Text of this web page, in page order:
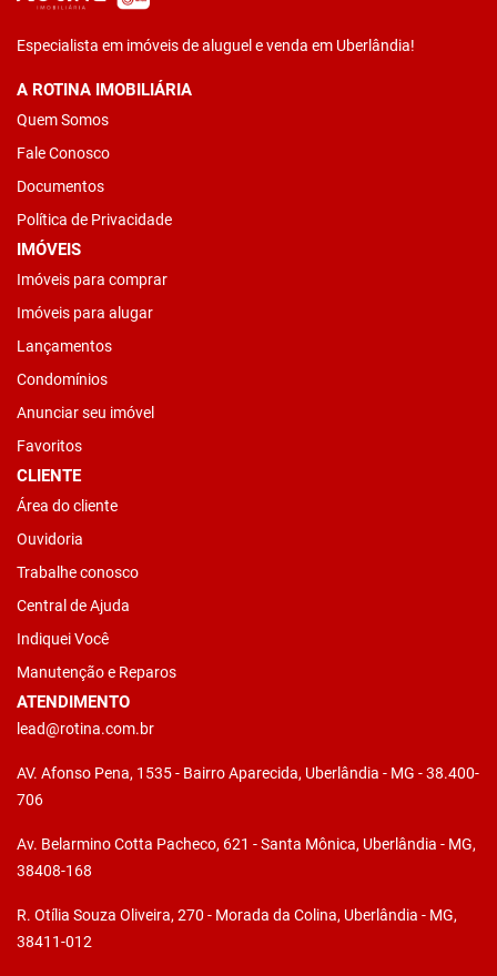
Especialista em imóveis de aluguel e venda em Uberlândia!
A ROTINA IMOBILIÁRIA
Quem Somos
Fale Conosco
Documentos
Política de Privacidade
IMÓVEIS
Imóveis para comprar
Imóveis para alugar
Lançamentos
Condomínios
Anunciar seu imóvel
Favoritos
CLIENTE
Área do cliente
Ouvidoria
Trabalhe conosco
Central de Ajuda
Indiquei Você
Manutenção e Reparos
ATENDIMENTO
lead@rotina.com.br
AV. Afonso Pena, 1535 - Bairro Aparecida, Uberlândia - MG - 38.400-
706
Av. Belarmino Cotta Pacheco, 621 - Santa Mônica, Uberlândia - MG,
38408-168
R. Otília Souza Oliveira, 270 - Morada da Colina, Uberlândia - MG,
38411-012